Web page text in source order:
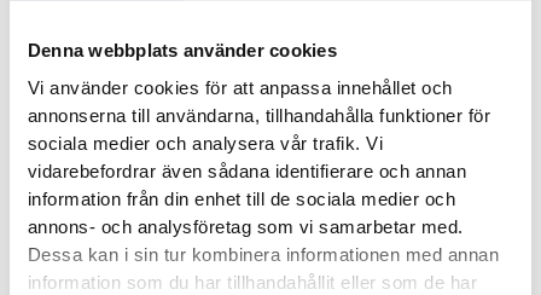
Denna webbplats använder cookies
Vi använder cookies för att anpassa innehållet och
annonserna till användarna, tillhandahålla funktioner för
sociala medier och analysera vår trafik. Vi
vidarebefordrar även sådana identifierare och annan
information från din enhet till de sociala medier och
annons- och analysföretag som vi samarbetar med.
Dessa kan i sin tur kombinera informationen med annan
information som du har tillhandahållit eller som de har
BLACKROLL Knee Box en bra grund. Med enkla och effektiva
hjälpmedel kan du på egen hand snabba på läkningstiden och
förbättra både rörlighet och styrka. I boxen hittar du följande
produkter:
BLACKROLLS Twin Foam Roller
BLACKROLL Loop Band
BLACKROLL Trigger